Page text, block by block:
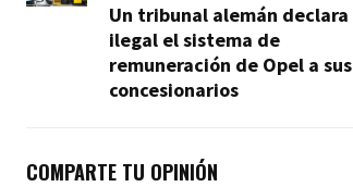
Un tribunal alemán declara
ilegal el sistema de
remuneración de Opel a sus
concesionarios
COMPARTE TU OPINIÓN